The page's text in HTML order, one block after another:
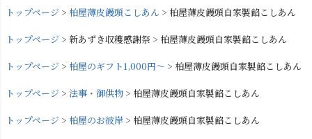
トップページ 柏屋薄皮饅頭こしあん 柏屋薄皮饅頭自家製餡こしあん
トップページ 新あずき収穫感謝祭 柏屋薄皮饅頭自家製餡こしあん
トップページ 柏屋のギフト1,000円～ 柏屋薄皮饅頭自家製餡こしあん
トップページ 法事・御供物 柏屋薄皮饅頭自家製餡こしあん
トップページ 柏屋のお彼岸 柏屋薄皮饅頭自家製餡こしあん